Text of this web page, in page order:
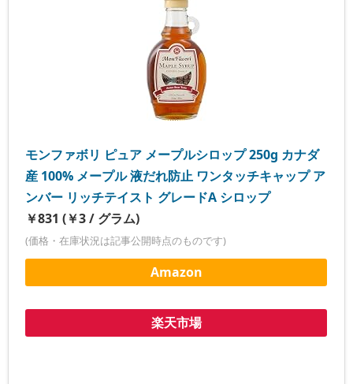
モンファボリ ピュア メープルシロップ 250g カナダ
産 100% メープル 液だれ防止 ワンタッチキャップ ア
ンバー リッチテイスト グレードA シロップ
￥831 (￥3 / グラム)
(価格・在庫状況は記事公開時点のものです)
Amazon
楽天市場